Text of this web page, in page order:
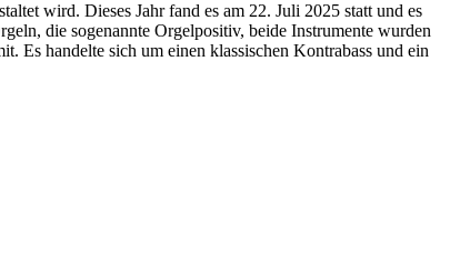
wird. Dieses Jahr fand es am 22. Juli 2025 statt und es
die sogenannte Orgelpositiv, beide Instrumente wurden
Es handelte sich um einen klassischen Kontrabass und ein